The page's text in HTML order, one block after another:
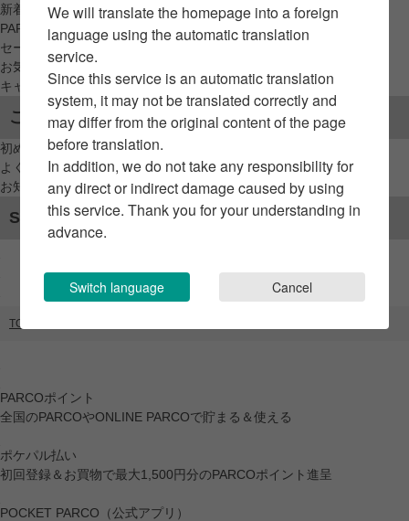
新着アイテムから探す
PARCO限定アイテムから探す
セールアイテムから探す
お気に入りから探す
キャンペーン/クーポン対象から探す
ご利用案内
初めてのお客様へ
よくあるご質問 / お問い合わせ
お知らせ
SNSアカウント
TOP
PARCOポイント
全国のPARCOやONLINE PARCOで貯まる＆使える
ポケパル払い
初回登録＆お買物で最大1,500円分のPARCOポイント進呈
POCKET PARCO（公式アプリ）
We will translate the homepage into a foreign
language using the automatic translation
service.
Since this service is an automatic translation
system, it may not be translated correctly and
may differ from the original content of the page
before translation.
In addition, we do not take any responsibility for
any direct or indirect damage caused by using
this service. Thank you for your understanding in
advance.
Switch language Cancel